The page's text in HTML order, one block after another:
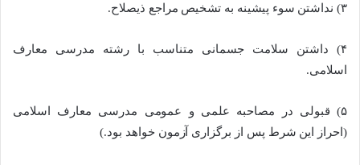
۳) نداشتن سوء پیشینه به تشخیص مراجع ذیصلاح.
۴) داشتن سلامت جسمانی متناسب با رشته مدرسی معارف
اسلامی.
۵) قبولی در مصاحبه علمی و عمومی مدرسی معارف اسلامی
(احراز این شرط پس از برگزاری آزمون خواهد بود.)